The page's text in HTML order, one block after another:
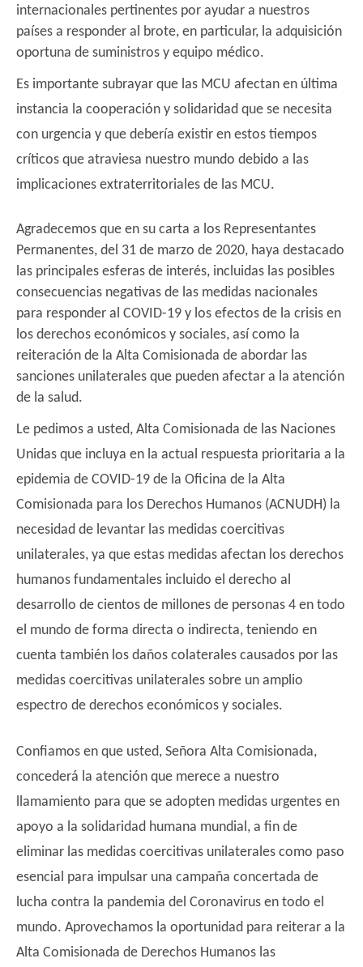
internacionales pertinentes por ayudar a nuestros
países a responder al brote, en particular, la adquisición
oportuna de suministros y equipo médico.
Es importante subrayar que las MCU afectan en última
instancia la cooperación y solidaridad que se necesita
con urgencia y que debería existir en estos tiempos
críticos que atraviesa nuestro mundo debido a las
implicaciones extraterritoriales de las MCU.
Agradecemos que en su carta a los Representantes
Permanentes, del 31 de marzo de 2020, haya destacado
las principales esferas de interés, incluidas las posibles
consecuencias negativas de las medidas nacionales
para responder al COVID-19 y los efectos de la crisis en
los derechos económicos y sociales, así como la
reiteración de la Alta Comisionada de abordar las
sanciones unilaterales que pueden afectar a la atención
de la salud.
Le pedimos a usted, Alta Comisionada de las Naciones
Unidas que incluya en la actual respuesta prioritaria a la
epidemia de COVID-19 de la Oficina de la Alta
Comisionada para los Derechos Humanos (ACNUDH) la
necesidad de levantar las medidas coercitivas
unilaterales, ya que estas medidas afectan los derechos
humanos fundamentales incluido el derecho al
desarrollo de cientos de millones de personas 4 en todo
el mundo de forma directa o indirecta, teniendo en
cuenta también los daños colaterales causados por las
medidas coercitivas unilaterales sobre un amplio
espectro de derechos económicos y sociales.
Confiamos en que usted, Señora Alta Comisionada,
concederá la atención que merece a nuestro
llamamiento para que se adopten medidas urgentes en
apoyo a la solidaridad humana mundial, a fin de
eliminar las medidas coercitivas unilaterales como paso
esencial para impulsar una campaña concertada de
lucha contra la pandemia del Coronavirus en todo el
mundo. Aprovechamos la oportunidad para reiterar a la
Alta Comisionada de Derechos Humanos las